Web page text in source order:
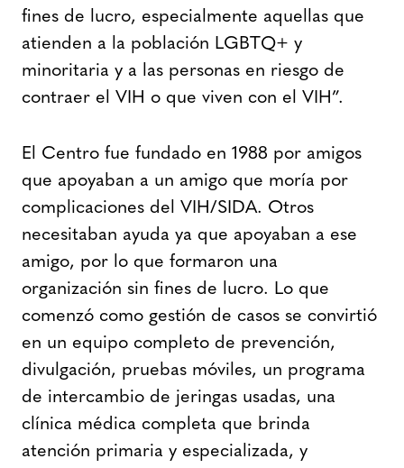
fines de lucro, especialmente aquellas que
atienden a la población LGBTQ+ y
minoritaria y a las personas en riesgo de
contraer el VIH o que viven con el VIH”.
El Centro fue fundado en 1988 por amigos
que apoyaban a un amigo que moría por
complicaciones del VIH/SIDA. Otros
necesitaban ayuda ya que apoyaban a ese
amigo, por lo que formaron una
organización sin fines de lucro. Lo que
comenzó como gestión de casos se convirtió
en un equipo completo de prevención,
divulgación, pruebas móviles, un programa
de intercambio de jeringas usadas, una
clínica médica completa que brinda
atención primaria y especializada, y